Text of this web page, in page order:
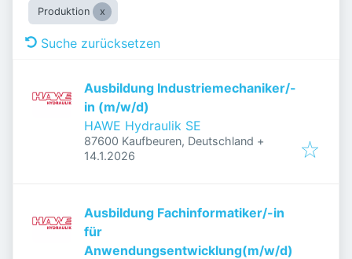
Produktion
Suche zurücksetzen
Ausbildung Industriemechaniker/-
in (m/w/d)
HAWE Hydraulik SE
87600 Kaufbeuren, Deutschland +
Veröffentlicht
14.1.2026
Ausbildung Fachinformatiker/-in
für
Anwendungsentwicklung(m/w/d)